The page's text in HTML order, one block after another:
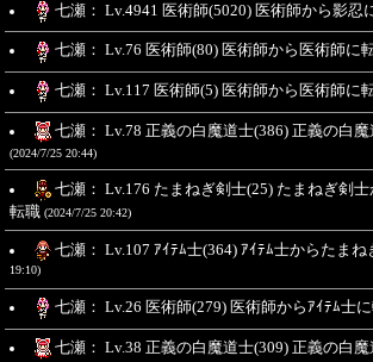
七瀬： Lv.4941 医術師(5020) 医術師から影忍
七瀬： Lv.76 医術師(80) 医術師から医術師に
七瀬： Lv.117 医術師(5) 医術師から医術師に
七瀬： Lv.78 正義の白魔道士(386) 正義の白
(2024/7/25 20:44)
七瀬： Lv.176 たまねぎ剣士(25) たまねぎ剣
転職 (2024/7/25 20:42)
七瀬： Lv.107 ｱｲﾃﾑ士(364) ｱｲﾃﾑ士からたま
19:10)
七瀬： Lv.26 医術師(279) 医術師からｱｲﾃﾑ士
七瀬： Lv.38 正義の白魔道士(309) 正義の白